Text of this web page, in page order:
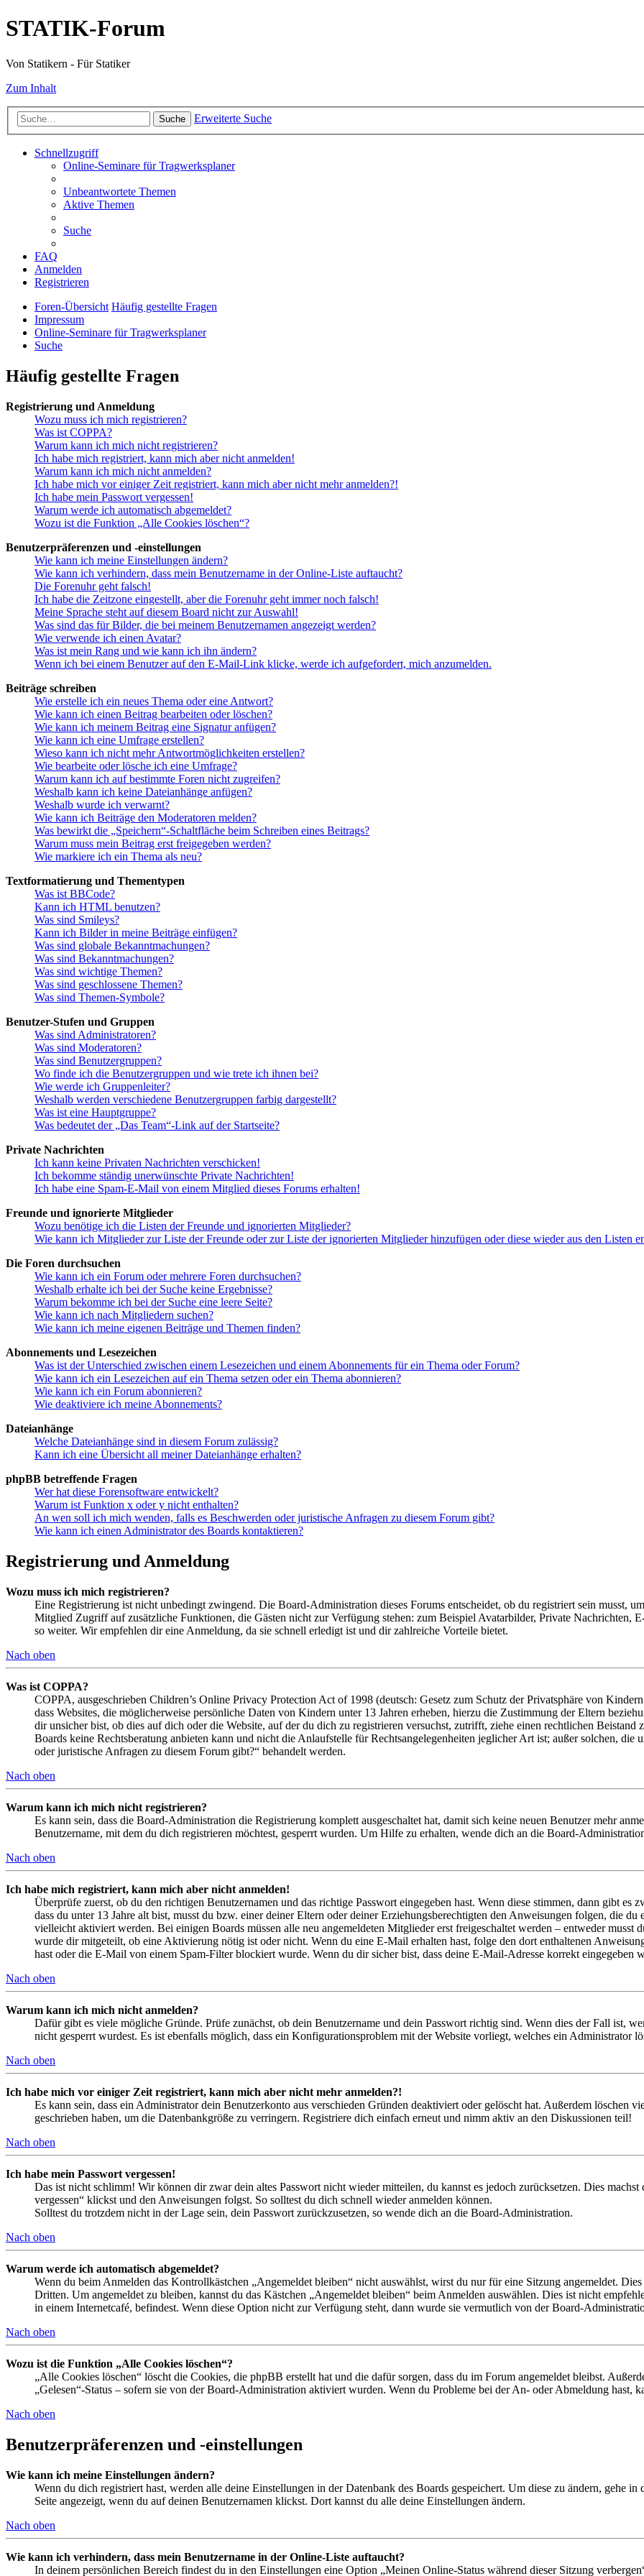
STATIK-Forum
Von Statikern - Für Statiker
Zum Inhalt
Suche Erweiterte Suche
Schnellzugriff
Online-Seminare für Tragwerksplaner
Unbeantwortete Themen
Aktive Themen
Suche
FAQ
Anmelden
Registrieren
Foren-Übersicht Häufig gestellte Fragen
Impressum
Online-Seminare für Tragwerksplaner
Suche
Häufig gestellte Fragen
Registrierung und Anmeldung
Wozu muss ich mich registrieren?
Was ist COPPA?
Warum kann ich mich nicht registrieren?
Ich habe mich registriert, kann mich aber nicht anmelden!
Warum kann ich mich nicht anmelden?
Ich habe mich vor einiger Zeit registriert, kann mich aber nicht mehr anmelden?!
Ich habe mein Passwort vergessen!
Warum werde ich automatisch abgemeldet?
Wozu ist die Funktion „Alle Cookies löschen“?
Benutzerpräferenzen und -einstellungen
Wie kann ich meine Einstellungen ändern?
Wie kann ich verhindern, dass mein Benutzername in der Online-Liste auftaucht?
Die Forenuhr geht falsch!
Ich habe die Zeitzone eingestellt, aber die Forenuhr geht immer noch falsch!
Meine Sprache steht auf diesem Board nicht zur Auswahl!
Was sind das für Bilder, die bei meinem Benutzernamen angezeigt werden?
Wie verwende ich einen Avatar?
Was ist mein Rang und wie kann ich ihn ändern?
Wenn ich bei einem Benutzer auf den E-Mail-Link klicke, werde ich aufgefordert, mich anzumelden.
Beiträge schreiben
Wie erstelle ich ein neues Thema oder eine Antwort?
Wie kann ich einen Beitrag bearbeiten oder löschen?
Wie kann ich meinem Beitrag eine Signatur anfügen?
Wie kann ich eine Umfrage erstellen?
Wieso kann ich nicht mehr Antwortmöglichkeiten erstellen?
Wie bearbeite oder lösche ich eine Umfrage?
Warum kann ich auf bestimmte Foren nicht zugreifen?
Weshalb kann ich keine Dateianhänge anfügen?
Weshalb wurde ich verwarnt?
Wie kann ich Beiträge den Moderatoren melden?
Was bewirkt die „Speichern“-Schaltfläche beim Schreiben eines Beitrags?
Warum muss mein Beitrag erst freigegeben werden?
Wie markiere ich ein Thema als neu?
Textformatierung und Thementypen
Was ist BBCode?
Kann ich HTML benutzen?
Was sind Smileys?
Kann ich Bilder in meine Beiträge einfügen?
Was sind globale Bekanntmachungen?
Was sind Bekanntmachungen?
Was sind wichtige Themen?
Was sind geschlossene Themen?
Was sind Themen-Symbole?
Benutzer-Stufen und Gruppen
Was sind Administratoren?
Was sind Moderatoren?
Was sind Benutzergruppen?
Wo finde ich die Benutzergruppen und wie trete ich ihnen bei?
Wie werde ich Gruppenleiter?
Weshalb werden verschiedene Benutzergruppen farbig dargestellt?
Was ist eine Hauptgruppe?
Was bedeutet der „Das Team“-Link auf der Startseite?
Private Nachrichten
Ich kann keine Privaten Nachrichten verschicken!
Ich bekomme ständig unerwünschte Private Nachrichten!
Ich habe eine Spam-E-Mail von einem Mitglied dieses Forums erhalten!
Freunde und ignorierte Mitglieder
Wozu benötige ich die Listen der Freunde und ignorierten Mitglieder?
Wie kann ich Mitglieder zur Liste der Freunde oder zur Liste der ignorierten Mitglieder hinzufügen oder diese wieder aus den Listen
Die Foren durchsuchen
Wie kann ich ein Forum oder mehrere Foren durchsuchen?
Weshalb erhalte ich bei der Suche keine Ergebnisse?
Warum bekomme ich bei der Suche eine leere Seite?
Wie kann ich nach Mitgliedern suchen?
Wie kann ich meine eigenen Beiträge und Themen finden?
Abonnements und Lesezeichen
Was ist der Unterschied zwischen einem Lesezeichen und einem Abonnements für ein Thema oder Forum?
Wie kann ich ein Lesezeichen auf ein Thema setzen oder ein Thema abonnieren?
Wie kann ich ein Forum abonnieren?
Wie deaktiviere ich meine Abonnements?
Dateianhänge
Welche Dateianhänge sind in diesem Forum zulässig?
Kann ich eine Übersicht all meiner Dateianhänge erhalten?
phpBB betreffende Fragen
Wer hat diese Forensoftware entwickelt?
Warum ist Funktion x oder y nicht enthalten?
An wen soll ich mich wenden, falls es Beschwerden oder juristische Anfragen zu diesem Forum gibt?
Wie kann ich einen Administrator des Boards kontaktieren?
Registrierung und Anmeldung
Wozu muss ich mich registrieren?
Eine Registrierung ist nicht unbedingt zwingend. Die Board-Administration dieses Forums entscheidet, ob du registriert sein musst,
Mitglied Zugriff auf zusätzliche Funktionen, die Gästen nicht zur Verfügung stehen: zum Beispiel Avatarbilder, Private Nachrichten,
so weiter. Wir empfehlen dir eine Anmeldung, da sie schnell erledigt ist und dir zahlreiche Vorteile bietet.
Nach oben
Was ist COPPA?
COPPA, ausgeschrieben Children’s Online Privacy Protection Act of 1998 (deutsch: Gesetz zum Schutz der Privatsphäre von
dass Websites, die möglicherweise persönliche Daten von Kindern unter 13 Jahren erheben, hierzu die Zustimmung der Eltern
dir unsicher bist, ob dies auf dich oder die Website, auf der du dich zu registrieren versuchst, zutrifft, ziehe einen rechtlichen
Boards keine Rechtsberatung anbieten kann und nicht die Anlaufstelle für Rechtsangelegenheiten jeglicher Art ist; außer solchen,
oder juristische Anfragen zu diesem Forum gibt?“ behandelt werden.
Nach oben
Warum kann ich mich nicht registrieren?
Es kann sein, dass die Board-Administration die Registrierung komplett ausgeschaltet hat, damit sich keine neuen Benutzer mehr
Benutzername, mit dem du dich registrieren möchtest, gesperrt wurden. Um Hilfe zu erhalten, wende dich an die Board-
Nach oben
Ich habe mich registriert, kann mich aber nicht anmelden!
Überprüfe zuerst, ob du den richtigen Benutzernamen und das richtige Passwort eingegeben hast. Wenn diese stimmen, dann gibt es
dass du unter 13 Jahre alt bist, musst du bzw. einer deiner Eltern oder deiner Erziehungsberechtigten den Anweisungen folgen, die
vielleicht aktiviert werden. Bei einigen Boards müssen alle neu angemeldeten Mitglieder erst freigeschaltet werden – entweder musst
wurde dir mitgeteilt, ob eine Aktivierung nötig ist oder nicht. Wenn du eine E-Mail erhalten hast, folge den dort enthaltenen
hast oder die E-Mail von einem Spam-Filter blockiert wurde. Wenn du dir sicher bist, dass deine E-Mail-Adresse korrekt eingegeben
Nach oben
Warum kann ich mich nicht anmelden?
Dafür gibt es viele mögliche Gründe. Prüfe zunächst, ob dein Benutzername und dein Passwort richtig sind. Wenn dies der Fall ist,
nicht gesperrt wurdest. Es ist ebenfalls möglich, dass ein Konfigurationsproblem mit der Website vorliegt, welches ein Administrator
Nach oben
Ich habe mich vor einiger Zeit registriert, kann mich aber nicht mehr anmelden?!
Es kann sein, dass ein Administrator dein Benutzerkonto aus verschieden Gründen deaktiviert oder gelöscht hat. Außerdem löschen
geschrieben haben, um die Datenbankgröße zu verringern. Registriere dich einfach erneut und nimm aktiv an den Diskussionen teil!
Nach oben
Ich habe mein Passwort vergessen!
Das ist nicht schlimm! Wir können dir zwar dein altes Passwort nicht wieder mitteilen, du kannst es jedoch zurücksetzen. Dies
vergessen“ klickst und den Anweisungen folgst. So solltest du dich schnell wieder anmelden können.
Solltest du trotzdem nicht in der Lage sein, dein Passwort zurückzusetzen, so wende dich an die Board-Administration.
Nach oben
Warum werde ich automatisch abgemeldet?
Wenn du beim Anmelden das Kontrollkästchen „Angemeldet bleiben“ nicht auswählst, wirst du nur für eine Sitzung angemeldet.
Dritten. Um angemeldet zu bleiben, kannst du das Kästchen „Angemeldet bleiben“ beim Anmelden auswählen. Dies ist nicht
in einem Internetcafé, befindest. Wenn diese Option nicht zur Verfügung steht, dann wurde sie vermutlich von der Board-
Nach oben
Wozu ist die Funktion „Alle Cookies löschen“?
„Alle Cookies löschen“ löscht die Cookies, die phpBB erstellt hat und die dafür sorgen, dass du im Forum angemeldet bleibst.
„Gelesen“-Status – sofern sie von der Board-Administration aktiviert wurden. Wenn du Probleme bei der An- oder Abmeldung hast,
Nach oben
Benutzerpräferenzen und -einstellungen
Wie kann ich meine Einstellungen ändern?
Wenn du dich registriert hast, werden alle deine Einstellungen in der Datenbank des Boards gespeichert. Um diese zu ändern, gehe
Seite angezeigt, wenn du auf deinen Benutzernamen klickst. Dort kannst du alle deine Einstellungen ändern.
Nach oben
Wie kann ich verhindern, dass mein Benutzername in der Online-Liste auftaucht?
In deinem persönlichen Bereich findest du in den Einstellungen eine Option „Meinen Online-Status während dieser Sitzung